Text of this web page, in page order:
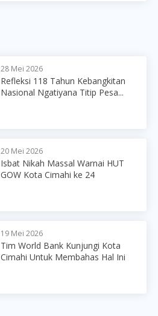
28 Mei 2026
Refleksi 118 Tahun Kebangkitan
Nasional Ngatiyana Titip Pesa...
20 Mei 2026
Isbat Nikah Massal Warnai HUT
GOW Kota Cimahi ke 24
19 Mei 2026
Tim World Bank Kunjungi Kota
Cimahi Untuk Membahas Hal Ini